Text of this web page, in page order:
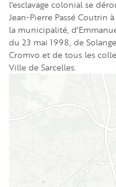
l'esclavage colonial se
Jean-Pierre Passé Coutrin
la municipalité,
du 23 mai 1998, de
Cromvo et de tous les
Ville de Sarcelles.